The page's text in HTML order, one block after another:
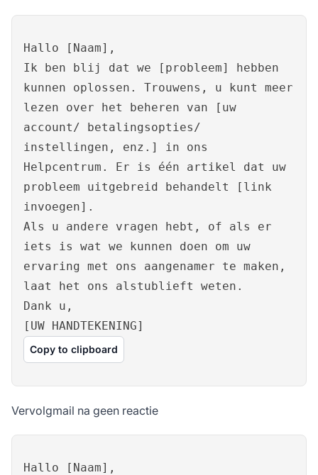
Hallo [Naam],
Ik ben blij dat we [probleem] hebben
kunnen oplossen. Trouwens, u kunt meer
lezen over het beheren van [uw
account/ betalingsopties/
instellingen, enz.] in ons
Helpcentrum. Er is één artikel dat uw
probleem uitgebreid behandelt [link
invoegen].
Als u andere vragen hebt, of als er
iets is wat we kunnen doen om uw
ervaring met ons aangenamer te maken,
laat het ons alstublieft weten.
Dank u,
[UW HANDTEKENING]
Copy to clipboard
Vervolgmail na geen reactie
Hallo [Naam],